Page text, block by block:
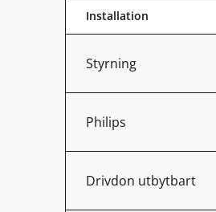
Installation
Styrning
Philips
Drivdon utbytbart